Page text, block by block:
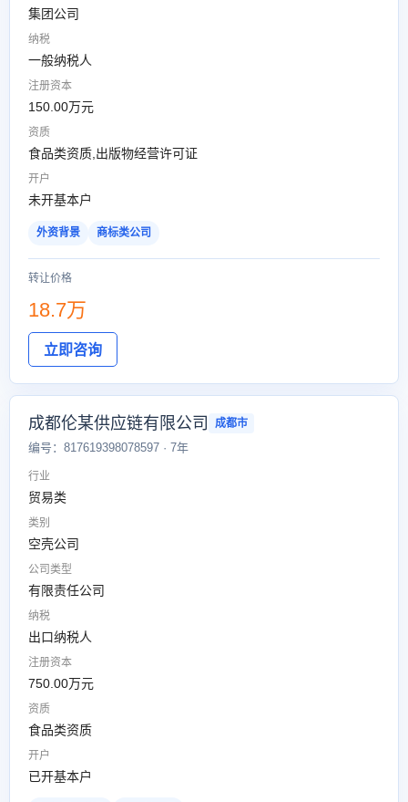
集团公司
纳税
一般纳税人
注册资本
150.00万元
资质
食品类资质,出版物经营许可证
开户
未开基本户
外资背景 商标类公司
转让价格
18.7万
立即咨询
成都伦某供应链有限公司 成都市
编号：817619398078597 · 7年
行业
贸易类
类别
空壳公司
公司类型
有限责任公司
纳税
出口纳税人
注册资本
750.00万元
资质
食品类资质
开户
已开基本户